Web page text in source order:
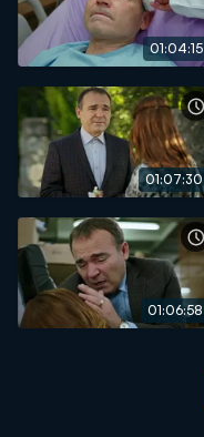
01:04:15
01:07:30
01:06:58